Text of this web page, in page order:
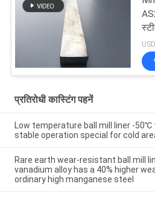
प्रतिरोधी कास्टिंग पहनें
Low temperature ball mill liner -
stable operation special for cold
Rare earth wear-resistant ball mill
vanadium alloy has a 40% higher
ordinary high manganese steel